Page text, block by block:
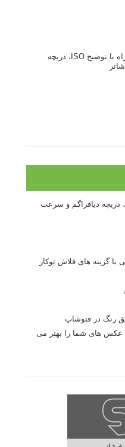
درک نوردهی – همراه با توضیح ISO، دریچه
درک نوردهی – همراه با توضیح ISO، دریچه دیافراگم و سرعت
گزینه های فلاش توکار
عکس های شما را بهتر می